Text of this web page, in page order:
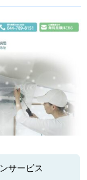
サービス